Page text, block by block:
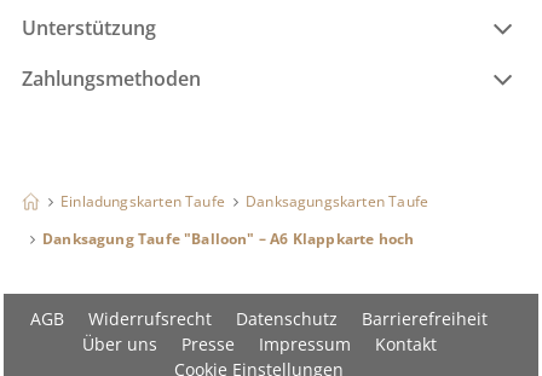
Unterstützung
Zahlungsmethoden
Einladungskarten Taufe
Danksagungskarten Taufe
Danksagung Taufe "Balloon" – A6 Klappkarte hoch
AGB Widerrufsrecht Datenschutz
Barrierefreiheit
Über uns
Presse Impressum
Kontakt
Cookie Einstellungen